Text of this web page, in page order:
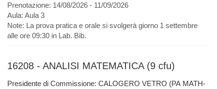
Prenotazione: 14/08/2026 - 11/09/2026
Aula: Aula 3
Note: La prova pratica e orale si svolgerà giorno 1 settembre
alle ore 09:30 in Lab. Bib.
16208 - ANALISI MATEMATICA (9 cfu)
Presidente di Commissione: CALOGERO VETRO (PA MATH-